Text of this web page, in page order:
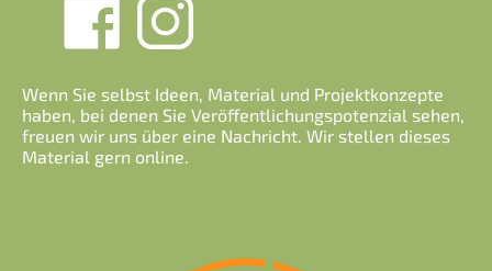
Wenn Sie selbst Ideen, Material und Projektkonzepte
haben, bei denen Sie Veröffentlichungspotenzial sehen,
freuen wir uns über eine Nachricht. Wir stellen dieses
Material gern online.